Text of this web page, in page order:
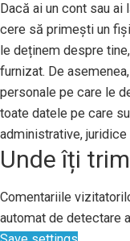
Dacă ai un cont sau
cere să primești un
le deținem despre
furnizat. De
personale pe care le
toate datele pe care
administrative,
Unde îți
Comentariile
automat de detectare